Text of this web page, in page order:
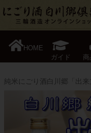
HOME
ガイド
商
純米にごり酒白川郷「出来